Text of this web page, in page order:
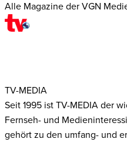
Alle Magazine der VGN
TV-MEDIA
Seit 1995 ist TV-MEDIA der
Fernseh- und
gehört zu den umfang- und